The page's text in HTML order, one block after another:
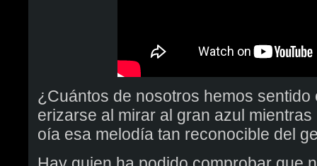
¿Cuántos de nosotros hemos sentido
erizarse al mirar al gran azul
oía esa melodía tan reconocible del